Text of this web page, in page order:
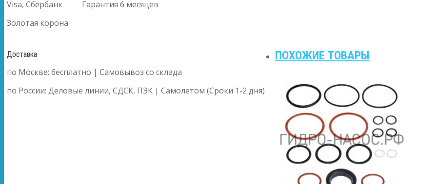
Visa, Сбербанк
Золотая корона
Гарантия 6 месяцев
Доставка
по Москве: бесплатно | Самовывоз со склада
по России: Деловые линии, СДСК, ПЭК | Самолетом (Сроки 1-2 дня)
ПОХОЖИЕ ТОВАРЫ